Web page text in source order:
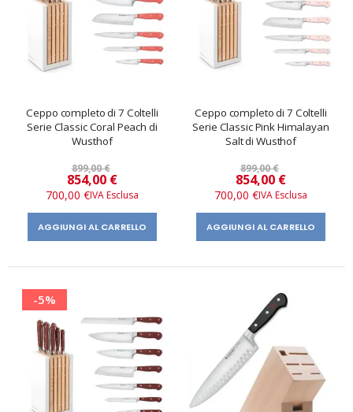
Ceppo completo di 7 Coltelli
Serie Classic Coral Peach di
Wusthof
899,00 €
Prezzo
speciale
854,00 €
700,00 €
AGGIUNGI AL CARRELLO
Ceppo completo di 7 Coltelli
Serie Classic Pink Himalayan
Salt di Wusthof
899,00 €
Prezzo
speciale
854,00 €
700,00 €
AGGIUNGI AL CARRELLO
-5%